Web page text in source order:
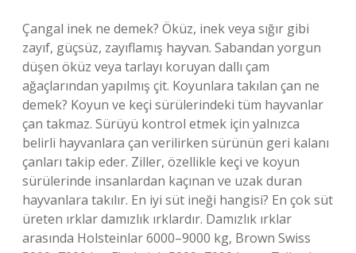
Çangal inek ne demek? Öküz, inek veya sığır gibi
zayıf, güçsüz, zayıflamış hayvan. Sabandan yorgun
düşen öküz veya tarlayı koruyan dallı çam
ağaçlarından yapılmış çit. Koyunlara takılan çan ne
demek? Koyun ve keçi sürülerindeki tüm hayvanlar
çan takmaz. Sürüyü kontrol etmek için yalnızca
belirli hayvanlara çan verilirken sürünün geri kalanı
çanları takip eder. Ziller, özellikle keçi ve koyun
sürülerinde insanlardan kaçınan ve uzak duran
hayvanlara takılır. En iyi süt ineği hangisi? En çok süt
üreten ırklar damızlık ırklardır. Damızlık ırklar
arasında Holsteinlar 6000–9000 kg, Brown Swiss